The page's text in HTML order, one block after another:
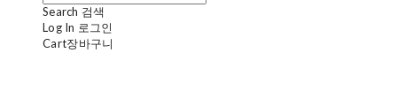
Search 검색
Log In 로그인
Cart장바구니